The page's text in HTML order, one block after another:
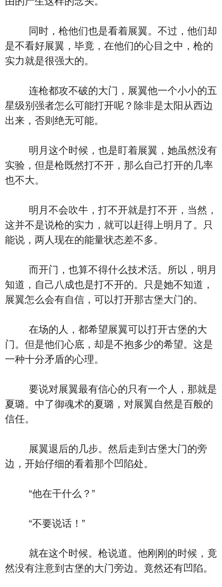
同时，枪他们也是看着展翼。不过，他们却
是不看好展翼，毕竟，在他们的心目之中，枪的
实力就是很强大的。
连枪都攻不破的大门，展翼他一个小小的五
星级别强者怎么可能打开呢？除非是太阳从西边
出来，否则绝无可能。
明月这个时候，也是盯着展翼，她虽然没有
实验，但是枪既然打不开，那么自己打开的几率
也不大。
明月不会吹牛，打不开就是打不开，当然，
这并不是说枪的实力，就可以赶得上明月了。只
能说，两人现在的能量状态差不多。
而开门，也算不得什么技术活。所以，明月
知道，自己八成也是打不开的。只是她不知道，
展翼怎么会有自信，可以打开那古堡大门的。
在场的人，都希望展翼可以打开古堡的大
门。但是他们心底，却是不抱多少的希望。这是
一种十分矛盾的心理。
要说对展翼最有信心的只有一个人，那就是
夏璐。中了御魂术的夏璐，对展翼自然是百般的
信任。
展翼退后的几步。然后走到古堡大门的旁
边，开始仔细的看着那个凹陷处。
“他在干什么？”
“不要说话！”
就在这个时候。枪说道。他刚刚的时候，竟
然没有注意到古堡的大门旁边。竟然还有凹陷。